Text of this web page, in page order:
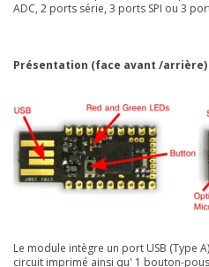
ADC, 2 ports série, 3 ports SPI ou 3
Présentation (face avant /arrière)
Le module intègre un port USB (Type
circuit imprimé ainsi qu' 1 bouton-